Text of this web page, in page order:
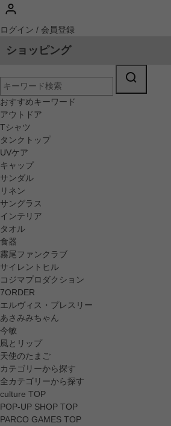
ログイン / 会員登録
ショッピング
おすすめキーワード
アウトドア
Tシャツ
タンクトップ
UVケア
キャップ
サンダル
リネン
サングラス
インテリア
タオル
食器
霧尾ファンクラブ
サイレントヒル
コジマプロダクション
7ORDER
エルヴィス・プレスリー
あさみみちゃん
今敏
風とリップ
天使のたまご
カテゴリーから探す
全カテゴリーから探す
culture TOP
POP-UP SHOP TOP
PARCO GAMES TOP